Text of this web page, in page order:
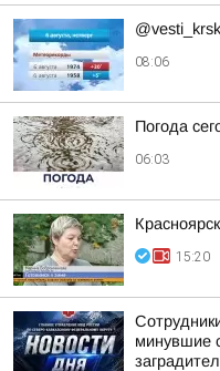
@vesti_krsk
08:06
Погода
06:03
15:20
минувшие